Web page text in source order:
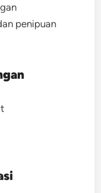
penipuan